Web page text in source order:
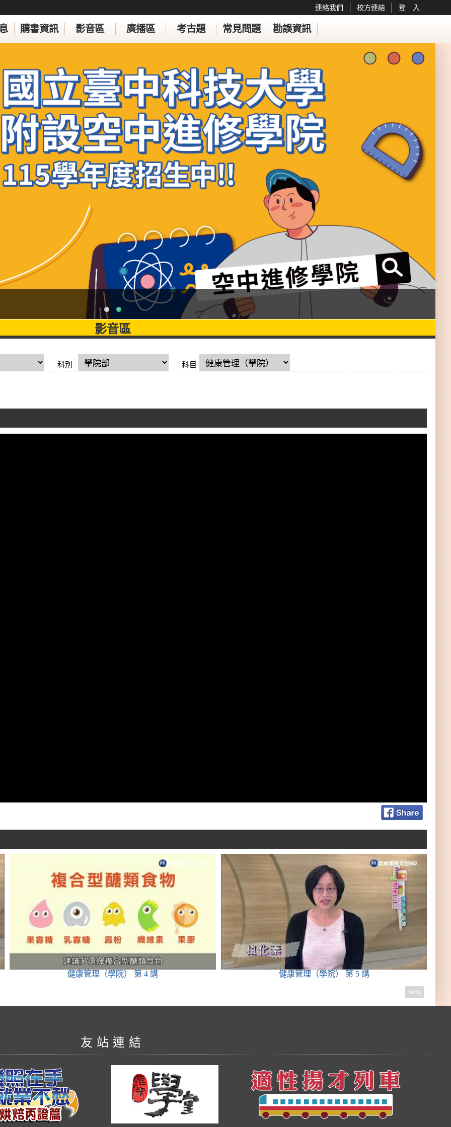
購書資訊 影音區 廣播區 考古題 常見問題 勘誤資訊
連絡我們 校方連結 登 入
影音區
科別 科目
健康管理（學院） 第 4 講 健康管理（學院） 第 5 講
next
友站連結